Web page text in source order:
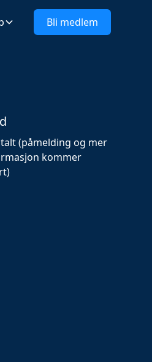
Bli medlem
(påmelding og mer
kommer